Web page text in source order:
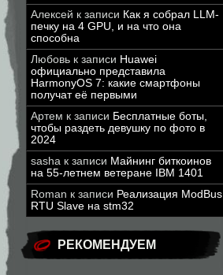
Алексей к записи Как я собрал LLM-
печку на 4 GPU, и на что она
способна
Любовь к записи Huawei
официально представила
HarmonyOS 7: какие смартфоны
получат её первыми
Артем к записи Бесплатные боты,
чтобы раздеть девушку по фото в
2024
sasha к записи Майнинг биткоинов
на 55-летнем ветеране IBM 1401
Roman к записи Реализация ModBus
RTU Slave на stm32
РЕКОМЕНДУЕМ